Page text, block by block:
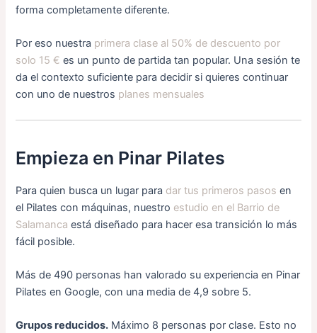
forma completamente diferente.
Por eso nuestra primera clase al 50% de descuento por
solo 15 € es un punto de partida tan popular. Una sesión te
da el contexto suficiente para decidir si quieres continuar
con uno de nuestros planes mensuales
Empieza en Pinar Pilates
Para quien busca un lugar para dar tus primeros pasos en
el Pilates con máquinas, nuestro estudio en el Barrio de
Salamanca está diseñado para hacer esa transición lo más
fácil posible.
Más de 490 personas han valorado su experiencia en Pinar
Pilates en Google, con una media de 4,9 sobre 5.
Grupos reducidos. Máximo 8 personas por clase. Esto no